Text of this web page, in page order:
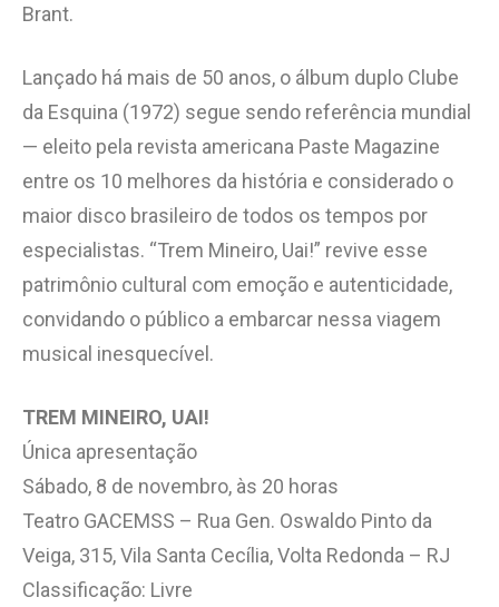
Brant.
Lançado há mais de 50 anos, o álbum duplo Clube
da Esquina (1972) segue sendo referência mundial
— eleito pela revista americana Paste Magazine
entre os 10 melhores da história e considerado o
maior disco brasileiro de todos os tempos por
especialistas. “Trem Mineiro, Uai!” revive esse
patrimônio cultural com emoção e autenticidade,
convidando o público a embarcar nessa viagem
musical inesquecível.
TREM MINEIRO, UAI!
Única apresentação
Sábado, 8 de novembro, às 20 horas
Teatro GACEMSS – Rua Gen. Oswaldo Pinto da
Veiga, 315, Vila Santa Cecília, Volta Redonda – RJ
Classificação: Livre